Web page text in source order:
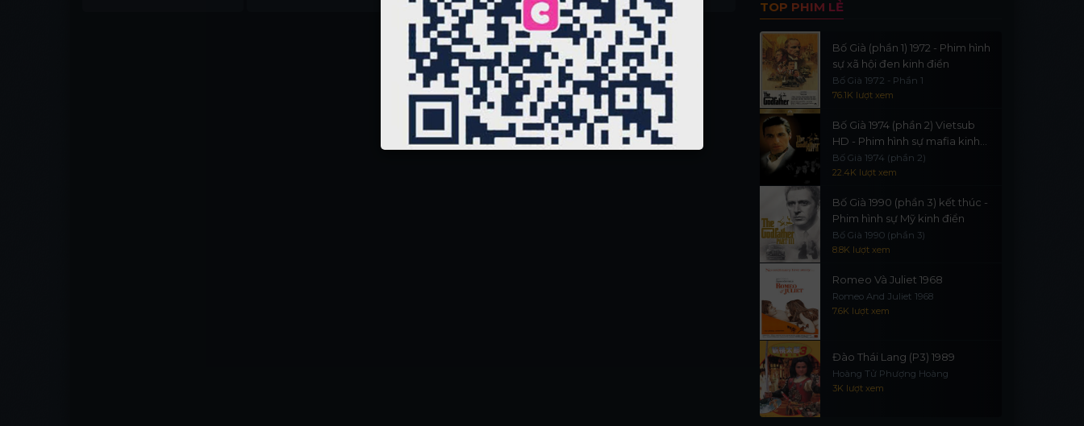
TOP PHIM LẺ
Bố Già (phần 1) 1972 - Phim hình
sự xã hội đen kinh điển
Bố Già 1972 - Phần 1
76.1K lượt xem
Bố Già 1974 (phần 2) Vietsub
HD - Phim hình sự mafia kinh
điển
Bố Già 1974 (phần 2)
22.4K lượt xem
Bố Già 1990 (phần 3) kết thúc -
Phim hình sự Mỹ kinh điển
Bố Già 1990 (phần 3)
8.8K lượt xem
Romeo Và Juliet 1968
Romeo And Juliet 1968
7.6K lượt xem
Đào Thái Lang (P3) 1989
Hoàng Tử Phượng Hoàng
3K lượt xem